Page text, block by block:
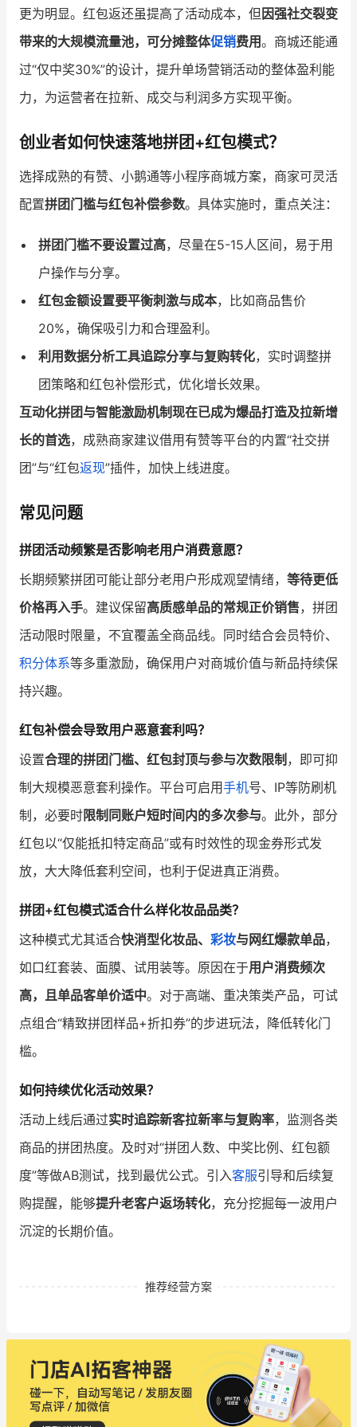
更为明显。红包返还虽提高了活动成本，但因强社交裂变
带来的大规模流量池，可分摊整体促销费用。商城还能通
过“仅中奖30%”的设计，提升单场营销活动的整体盈利能
力，为运营者在拉新、成交与利润多方实现平衡。
创业者如何快速落地拼团+红包模式？
选择成熟的有赞、小鹅通等小程序商城方案，商家可灵活
配置拼团门槛与红包补偿参数。具体实施时，重点关注：
拼团门槛不要设置过高，尽量在5-15人区间，易于用
户操作与分享。
红包金额设置要平衡刺激与成本，比如商品售价
20%，确保吸引力和合理盈利。
利用数据分析工具追踪分享与复购转化，实时调整拼
团策略和红包补偿形式，优化增长效果。
互动化拼团与智能激励机制现在已成为爆品打造及拉新增
长的首选，成熟商家建议借用有赞等平台的内置“社交拼
团”与“红包返现”插件，加快上线进度。
常见问题
拼团活动频繁是否影响老用户消费意愿？
长期频繁拼团可能让部分老用户形成观望情绪， 等待更低
价格再入手。建议保留高质感单品的常规正价销售，拼团
活动限时限量，不宜覆盖全商品线。同时结合会员特价、
积分体系等多重激励，确保用户对商城价值与新品持续保
持兴趣。
红包补偿会导致用户恶意套利吗？
设置合理的拼团门槛、红包封顶与参与次数限制 ，即可抑
制大规模恶意套利操作。平台可启用手机号、IP等防刷机
制，必要时限制同账户短时间内的多次参与。此外，部分
红包以“仅能抵扣特定商品”或有时效性的现金券形式发
放，大大降低套利空间，也利于促进真正消费。
拼团+红包模式适合什么样化妆品品类？
这种模式尤其适合快消型化妆品、 彩妆与网红爆款单品，
如口红套装、面膜、试用装等。原因在于用户消费频次
高，且单品客单价适中。对于高端、重决策类产品，可试
点组合“精致拼团样品+折扣券”的步进玩法，降低转化门
槛。
如何持续优化活动效果？
活动上线后通过实时追踪新客拉新率与复购率，监测各类
商品的拼团热度。及时对“拼团人数、中奖比例、红包额
度”等做AB测试，找到最优公式。引入客服引导和后续复
购提醒，能够提升老客户返场转化，充分挖掘每一波用户
沉淀的长期价值。
推荐经营方案